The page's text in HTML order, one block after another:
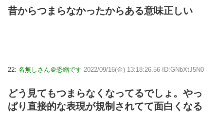
昔からつまらなかったからある意味正しい
22: 名無しさん＠恐縮です 2022/09/16(金) 13:18:26.56 ID:GNbXtJ5N0
どう見てもつまらなくなってるでしょ。やっ
ぱり直接的な表現が規制されてて面白くなる